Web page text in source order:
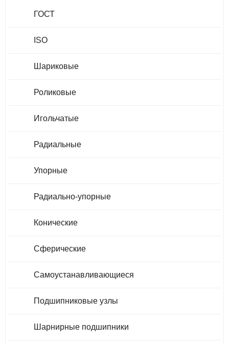
ГОСТ
ISO
Шариковые
Роликовые
Игольчатые
Радиальные
Упорные
Радиально-упорные
Конические
Сферические
Самоустанавливающиеся
Подшипниковые узлы
Шарнирные подшипники